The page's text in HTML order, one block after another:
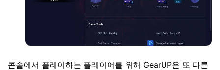
콘솔에서 플레이하는 플레이어를 위해 GearUP은 또 다른